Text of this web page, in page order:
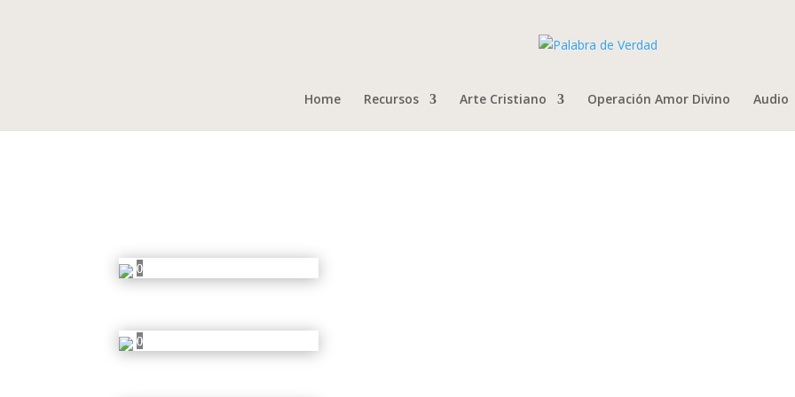
Home Recursos Arte Cristiano Operación Amor Divino Audio
Lección 6